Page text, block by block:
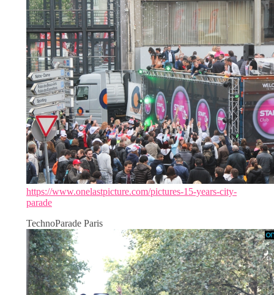
https://www.onelastpicture.com/pictures-15-years-city-
parade
TechnoParade Paris